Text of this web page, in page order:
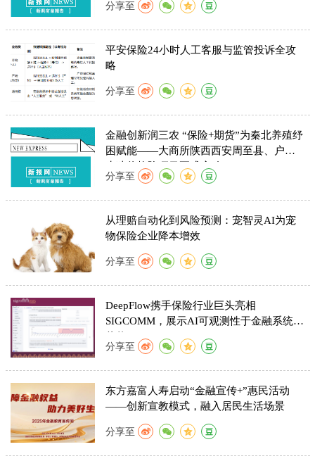
分享至
平安保险24小时人工客服与监管投诉全攻
略
分享至
金融创新润三农 “保险+期货”为秦北养殖纾
困赋能——大商所陕西西安周至县、户县
生猪价格险项目正式启动
分享至
从理赔自动化到风险预测：宠智灵AI为宠
物保险企业降本增效
分享至
DeepFlow携手保险行业巨头亮相
SIGCOMM，展示AI可观测性于金融系统的
价值
分享至
东方嘉富人寿启动“金融宣传+”惠民活动
——创新宣教模式，融入居民生活场景
分享至